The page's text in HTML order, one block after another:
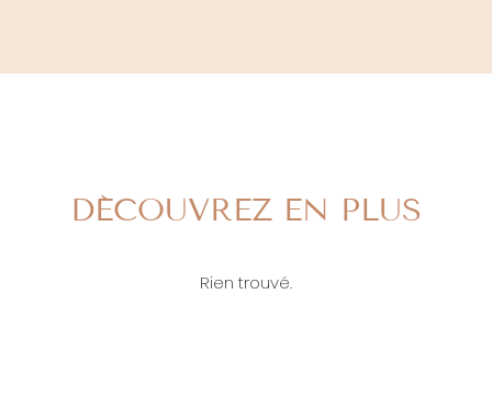
DÉCOUVREZ EN PLUS
Rien trouvé.